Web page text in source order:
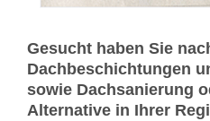
Gesucht haben Sie
Dachbeschichtungen
sowie Dachsanierung
Alternative in Ihrer